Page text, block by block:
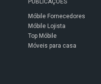
PUBLICAÇÕES
Móbile Fornecedores
Móbile Lojista
Top Móbile
Móveis para casa